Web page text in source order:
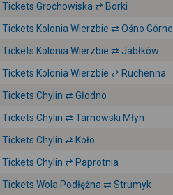
Tickets Grochowiska ⇄ Borki
Tickets Kolonia Wierzbie ⇄ Ośno Górne
Tickets Kolonia Wierzbie ⇄ Jabłków
Tickets Kolonia Wierzbie ⇄ Ruchenna
Tickets Chylin ⇄ Głodno
Tickets Chylin ⇄ Tarnowski Młyn
Tickets Chylin ⇄ Koło
Tickets Chylin ⇄ Paprotnia
Tickets Wola Podłężna ⇄ Strumyk